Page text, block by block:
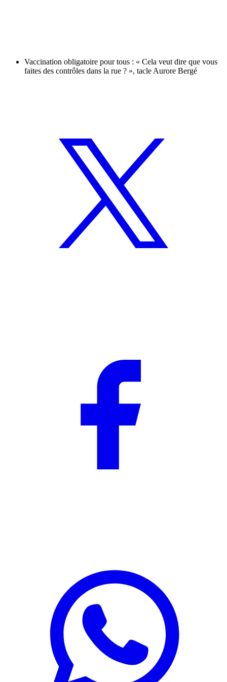
Vaccination obligatoire pour tous : « Cela veut dire que vous
faites des contrôles dans la rue ? », tacle Aurore Bergé